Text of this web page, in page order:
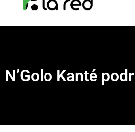
N’Golo Kanté